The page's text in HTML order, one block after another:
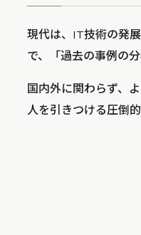
現代は、IT技術の発
で、「過去の事例の
国内外に関わらず、
人を引きつける圧倒